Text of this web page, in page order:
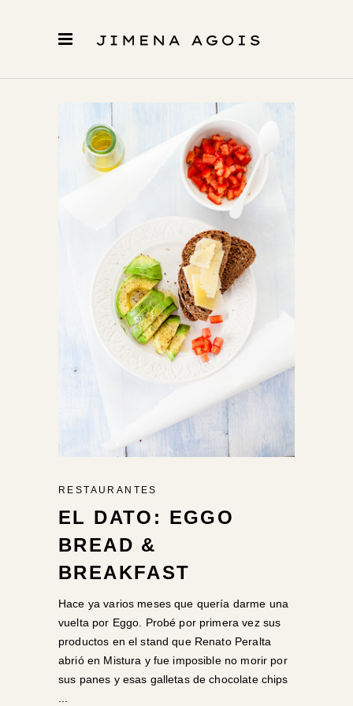
RESTAURANTES
EL DATO: EGGO
BREAD &
BREAKFAST
Hace ya varios meses que quería darme una
vuelta por Eggo. Probé por primera vez sus
productos en el stand que Renato Peralta
abrió en Mistura y fue imposible no morir por
sus panes y esas galletas de chocolate chips